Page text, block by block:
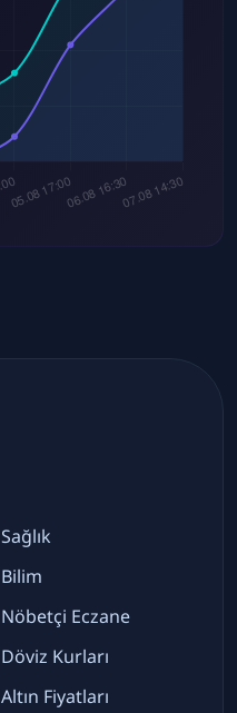
Sağlık
Bilim
Nöbetçi Eczane
Döviz Kurları
Altın Fiyatları